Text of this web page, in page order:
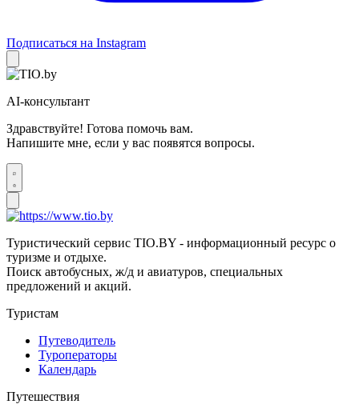
Подписаться на Instagram
AI-консультант
Здравствуйте! Готова помочь вам.
Напишите мне, если у вас появятся вопросы.
Туристический сервис TIO.BY - информационный ресурс о
туризме и отдыхе.
Поиск автобусных, ж/д и авиатуров, специальных
предложений и акций.
Туристам
Путеводитель
Туроператоры
Календарь
Путешествия